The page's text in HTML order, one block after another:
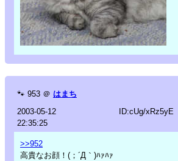
🐾 953 ＠ はまち
2003-05-12
22:35:25
ID:cUg/xRz5yE
>>952
高貴なお顔！(；´Д｀)ﾊｧﾊｧ